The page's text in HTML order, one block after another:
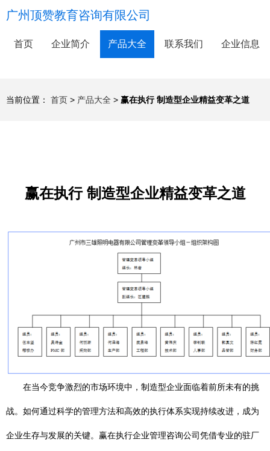
广州顶赞教育咨询有限公司
首页 企业简介 产品大全 联系我们 企业信息
当前位置： 首页 > 产品大全 > 赢在执行 制造型企业精益变革之道
赢在执行 制造型企业精益变革之道
在当今竞争激烈的市场环境中，制造型企业面临着前所未有的挑
战。如何通过科学的管理方法和高效的执行体系实现持续改进，成为
企业生存与发展的关键。赢在执行企业管理咨询公司凭借专业的驻厂